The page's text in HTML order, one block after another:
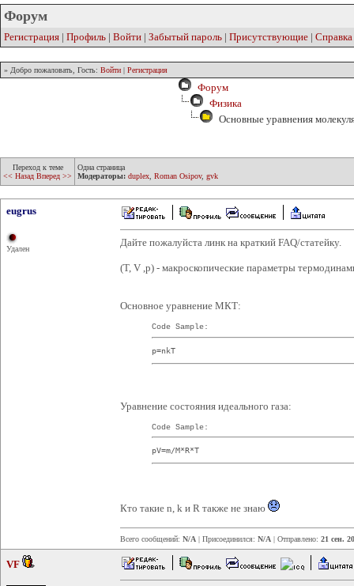
Форум
Регистрация | Профиль | Войти | Забытый пароль | Присутствующие | Справка
» Добро пожаловать, Гость: Войти | Регистрация
Форум
Физика
Основные уравнения
Переход к теме
<< Назад Вперед >>
Одна страница
Модераторы: duplex Roman Osipov, gvk
eugrus
Удален
Дайте пожалуйста линк на краткий FAQ/статейку.
(T, V ,p) - макроскопические параметры
Основное уравнение МКТ:
Code Sample:
p=nkT
Уравнение состояния идеального газа:
Code Sample:
pV=m/M*R*T
Кто такие n, k и R также не знаю
Всего сообщений: N/A | Присоединился: N/A | Отправлено: 21 сен.
VF